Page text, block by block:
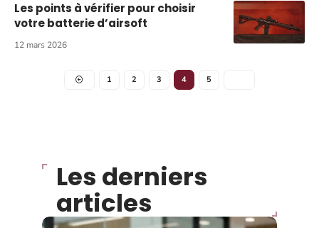
Les points à vérifier pour choisir
votre batterie d’airsoft
12 mars 2026
1 2 3 4 5
Les derniers
articles